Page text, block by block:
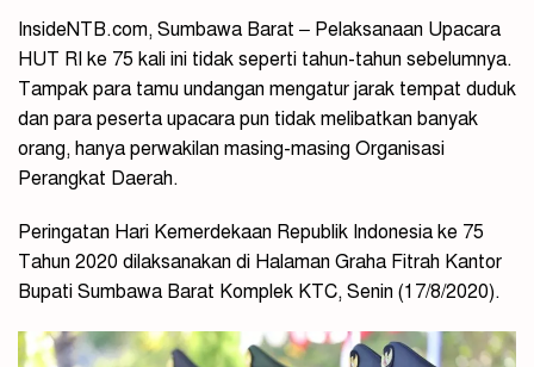
InsideNTB.com, Sumbawa Barat – Pelaksanaan Upacara
HUT RI ke 75 kali ini tidak seperti tahun-tahun sebelumnya.
Tampak para tamu undangan mengatur jarak tempat duduk
dan para peserta upacara pun tidak melibatkan banyak
orang, hanya perwakilan masing-masing Organisasi
Perangkat Daerah.
Peringatan Hari Kemerdekaan Republik Indonesia ke 75
Tahun 2020 dilaksanakan di Halaman Graha Fitrah Kantor
Bupati Sumbawa Barat Komplek KTC, Senin (17/8/2020).